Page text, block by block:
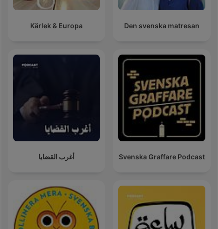
Kärlek & Europa Den svenska matresan
أغرب القضايا Svenska Graffare Podcast